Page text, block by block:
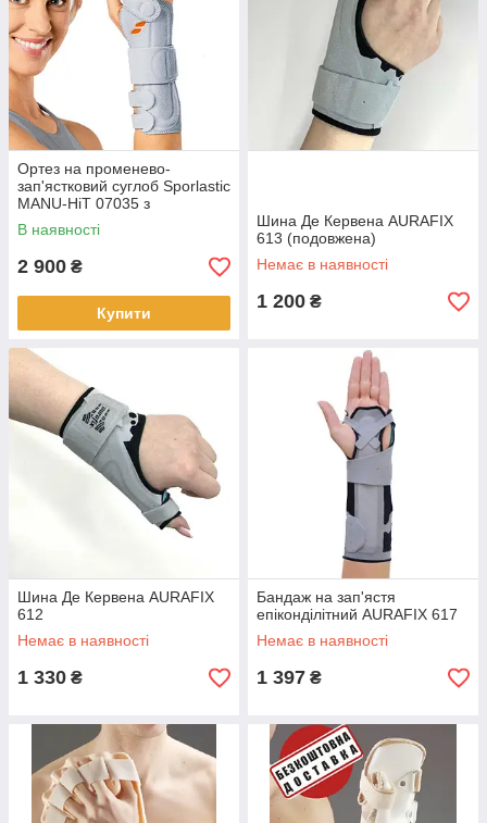
Ортез на променево-
зап'ястковий суглоб Sporlastic
MANU-HiT 07035 з
металевою шиною
В наявності
2 900 ₴
Купити
Шина Де Кервена AURAFIX
613 (подовжена)
Немає в наявності
1 200 ₴
Шина Де Кервена AURAFIX
612
Немає в наявності
1 330 ₴
Бандаж на зап'ястя
епіконділітний AURAFIX 617
Немає в наявності
1 397 ₴